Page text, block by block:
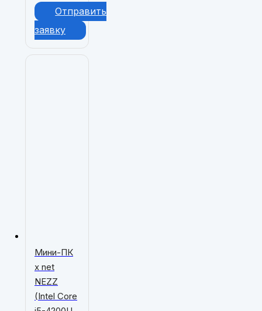
Отправить
заявку
Мини-ПК
x net
NEZZ
(Intel Core